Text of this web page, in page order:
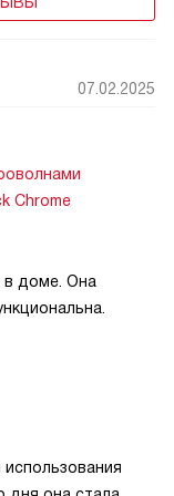
07.02.2025
Chrome
в доме. Она